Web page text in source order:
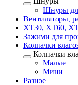
Шнуры
Вентиляторы,
XT30, XT60,
Зажими для
Колпачки
Колпачки
Малые
Мини
Разное